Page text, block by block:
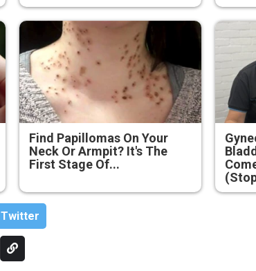
Find Papillomas On Your
Neck Or Armpit? It's The
First Stage Of...
Тwitter